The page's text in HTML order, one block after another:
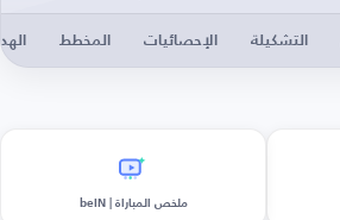
التشكيلة الإحصائيات المخطط
ملخص المباراة | beIN